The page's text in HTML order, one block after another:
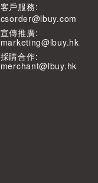
客⼾服務:
csorder@lbuy.com
宣傳推廣:
marketing@lbuy.hk
採購合作:
merchant@lbuy.hk